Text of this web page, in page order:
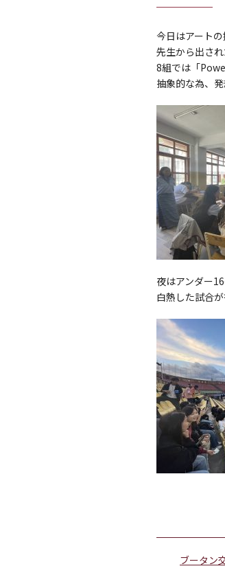
今日はアートの
先生から出さ
8組では「
抽象的な為、
夜はアンダー
白熱した試合
ブータン